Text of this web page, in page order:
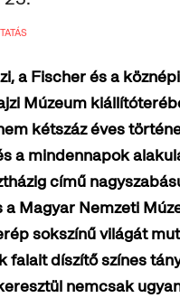
a Fischer és a
Múzeum
kétszáz éves
a mindennapok
című
a Magyar Nemzeti
sokszínű világát
falait díszítő színes
nemcsak